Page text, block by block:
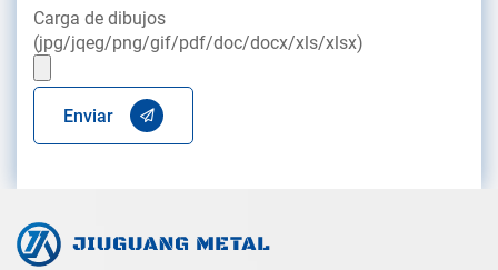
Carga de dibujos
(jpg/jqeg/png/gif/pdf/doc/docx/xls/xlsx)
Enviar